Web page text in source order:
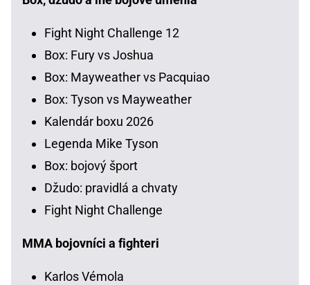
Fight Night Challenge 12
Box: Fury vs Joshua
Box: Mayweather vs Pacquiao
Box: Tyson vs Mayweather
Kalendár boxu 2026
Legenda Mike Tyson
Box: bojový šport
Džudo: pravidlá a chvaty
Fight Night Challenge
MMA bojovníci a fighteri
Karlos Vémola